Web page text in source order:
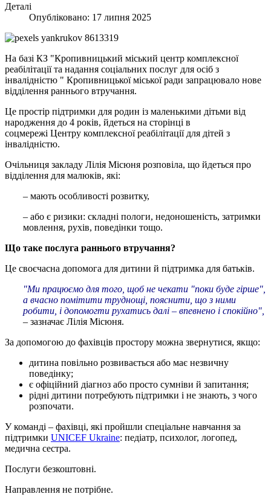
Деталі
Опубліковано: 17 липня 2025
На базі КЗ "Кропивницький міський центр комплексної
реабілітації та надання соціальних послуг для осіб з
інвалідністю " Кропивницької міської ради запрацювало нове
відділення раннього втручання.
Це простір підтримки для родин із маленькими дітьми від
народження до 4 років, йдеться на сторінці в
соцмережі Центру комплексної реабілітації для дітей з
інвалідністю.
Очільниця закладу Лілія Місюня розповіла, що йдеться про
відділення для малюків, які:
– мають особливості розвитку,
– або є ризики: складні пологи, недоношеність, затримки
мовлення, рухів, поведінки тощо.
Що таке послуга раннього втручання?
Це своєчасна допомога для дитини й підтримка для батьків.
"Ми працюємо для того, щоб не чекати "поки буде гірше",
а вчасно помітити труднощі, пояснити, що з ними
робити, і допомогти рухатись далі – впевнено і спокійно",
– зазначає Лілія Місюня.
За допомогою до фахівців простору можна звернутися, якщо:
дитина повільно розвивається або має незвичну
поведінку;
є офіційний діагноз або просто сумніви й запитання;
рідні дитини потребують підтримки і не знають, з чого
розпочати.
У команді – фахівці, які пройшли спеціальне навчання за
підтримки UNICEF Ukraine: педіатр, психолог, логопед,
медична сестра.
Послуги безкоштовні.
Направлення не потрібне.